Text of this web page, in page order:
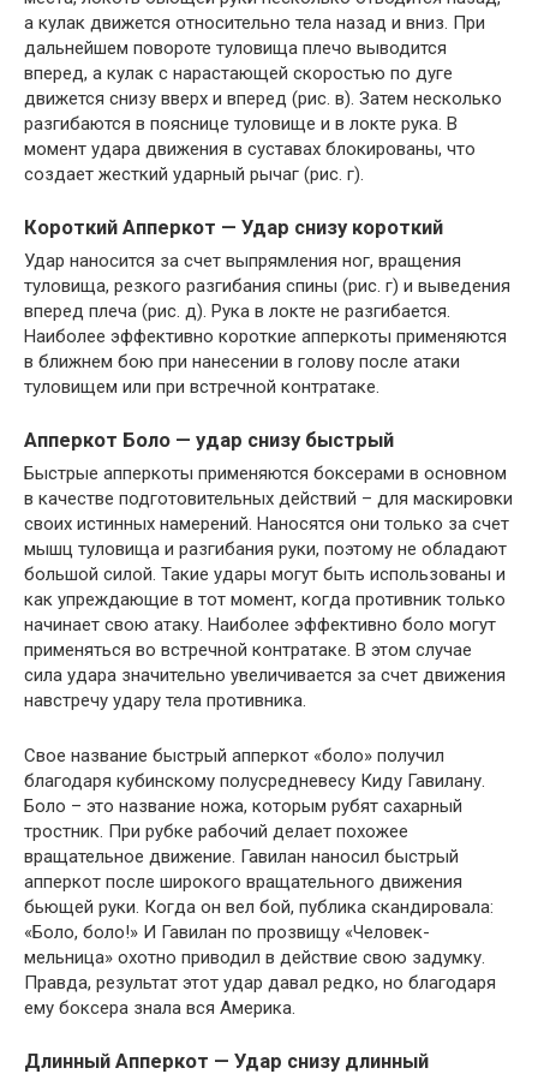
а кулак движется относительно тела назад и вниз. При
дальнейшем повороте туловища плечо выводится
вперед, а кулак с нарастающей скоростью по дуге
движется снизу вверх и вперед (рис. в). Затем несколько
разгибаются в пояснице туловище и в локте рука. В
момент удара движения в суставах блокированы, что
создает жесткий ударный рычаг (рис. г).
Короткий Апперкот — Удар снизу короткий
Удар наносится за счет выпрямления ног, вращения
туловища, резкого разгибания спины (рис. г) и выведения
вперед плеча (рис. д). Рука в локте не разгибается.
Наиболее эффективно короткие апперкоты применяются
в ближнем бою при нанесении в голову после атаки
туловищем или при встречной контратаке.
Апперкот Боло — удар снизу быстрый
Быстрые апперкоты применяются боксерами в основном
в качестве подготовительных действий – для маскировки
своих истинных намерений. Наносятся они только за счет
мышц туловища и разгибания руки, поэтому не обладают
большой силой. Такие удары могут быть использованы и
как упреждающие в тот момент, когда противник только
начинает свою атаку. Наиболее эффективно боло могут
применяться во встречной контратаке. В этом случае
сила удара значительно увеличивается за счет движения
навстречу удару тела противника.
Свое название быстрый апперкот «боло» получил
благодаря кубинскому полусредневесу Киду Гавилану.
Боло – это название ножа, которым рубят сахарный
тростник. При рубке рабочий делает похожее
вращательное движение. Гавилан наносил быстрый
апперкот после широкого вращательного движения
бьющей руки. Когда он вел бой, публика скандировала:
«Боло, боло!» И Гавилан по прозвищу «Человек-
мельница» охотно приводил в действие свою задумку.
Правда, результат этот удар давал редко, но благодаря
ему боксера знала вся Америка.
Длинный Апперкот — Удар снизу длинный